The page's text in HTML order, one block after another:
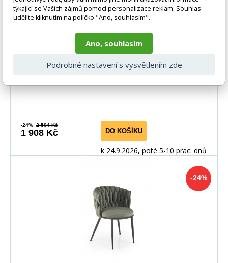
Jídelní židle K516, Šedá/Černá
-24% 2 504 Kč
1 908 Kč DO KOŠÍKU
k 24.9.2026, poté 5-10 prac. dnů
-24%
týkající se Vašich zájmů pomocí personalizace reklam. Souhlas
udělíte kliknutím na políčko "Ano, souhlasím".
Ano, souhlasím
Podrobné nastavení s vysvětlením zde